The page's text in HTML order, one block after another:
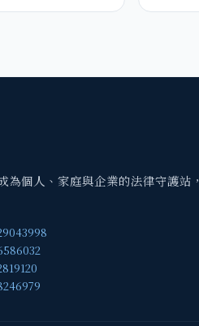
個人、家庭與企業的法律守護站，